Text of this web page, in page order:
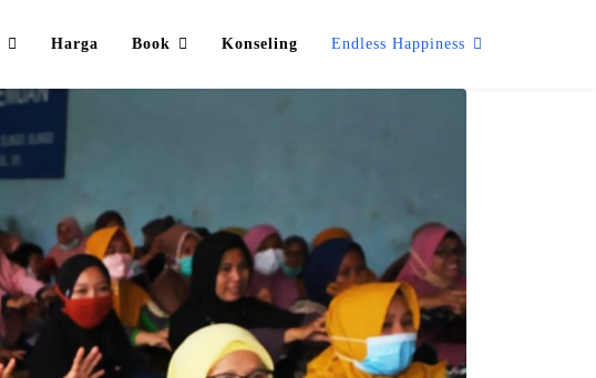
Harga Book Konseling Endless Happiness